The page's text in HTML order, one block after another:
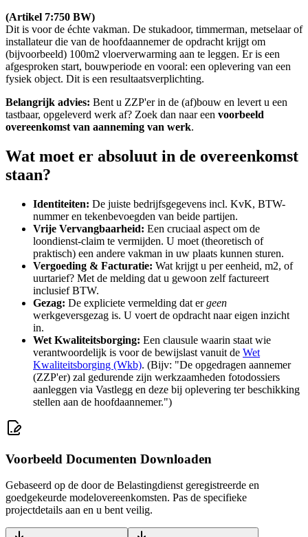
(Artikel 7:750 BW)
Dit is voor de échte vakman. De stukadoor, timmerman, metselaar of
installateur die van de hoofdaannemer de opdracht krijgt om
(bijvoorbeeld) 100m2 vloerverwarming aan te leggen. Er is een
afgesproken start, bouwperiode en vooral: een oplevering van een
fysiek object. Dit is een resultaatsverplichting.
Belangrijk advies: Bent u ZZP'er in de (af)bouw en levert u een
tastbaar, opgeleverd werk af? Zoek dan naar een voorbeeld
overeenkomst van aanneming van werk.
Wat moet er absoluut in de overeenkomst
staan?
Identiteiten: De juiste bedrijfsgegevens incl. KvK, BTW-
nummer en tekenbevoegden van beide partijen.
Vrije Vervangbaarheid: Een cruciaal aspect om de
loondienst-claim te vermijden. U moet (theoretisch of
praktisch) een andere vakman in uw plaats kunnen sturen.
Vergoeding & Facturatie: Wat krijgt u per eenheid, m2, of
uurtarief? Met de melding dat u gewoon zelf factureert
inclusief BTW.
Gezag: De expliciete vermelding dat ergeen
werkgeversgezag is. U voert de opdracht naar eigen inzicht
in.
Wet Kwaliteitsborging: Een clausule waarin staat wie
verantwoordelijk is voor de bewijslast vanuit de Wet
Kwaliteitsborging (Wkb). (Bijv: "De opgedragen aannemer
(ZZP'er) zal gedurende zijn werkzaamheden fotodossiers
aanleggen via Vastlegg en deze bij oplevering ter beschikking
stellen aan de hoofdaannemer.")
Voorbeeld Documenten Downloaden
Gebaseerd op de door de Belastingdienst geregistreerde en
goedgekeurde modelovereenkomsten. Pas de specifieke
projectdetails aan en u bent veilig.